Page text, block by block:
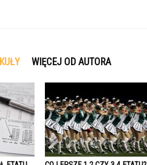
WIĘCEJ OD AUTORA